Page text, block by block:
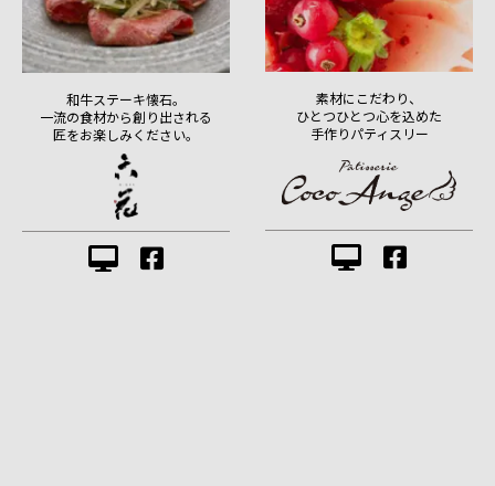
和牛ステーキ懐石。
一流の食材から創り出される
匠をお楽しみください。
素材にこだわり、
ひとつひとつ心を込めた
手作りパティスリー